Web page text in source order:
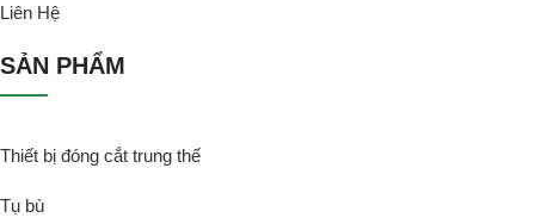
Liên Hệ
SẢN PHẨM
Thiết bị đóng cắt trung thế
Tụ bù